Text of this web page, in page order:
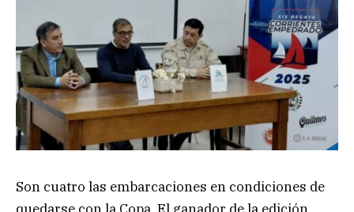
Son cuatro las embarcaciones en condiciones de